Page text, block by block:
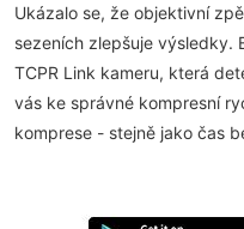
Ukázalo se, že objektivní
sezeních zlepšuje výsledky.
TCPR Link kameru, která
vás ke správné kompresní
komprese - stejně jako čas